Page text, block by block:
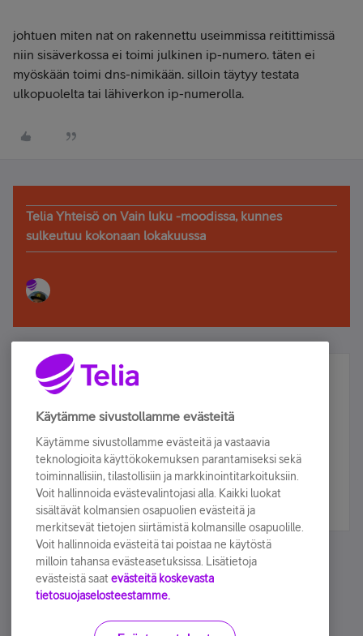
johtuen miten nat on rakennettu useimmissa reitittimissä
niin sisäverkossa ei toimi julkinen ip-numero. täten ei
myöskään toimi dns-nimikään. silloin täytyy testata
ulkopuolelta tai lähiverkon ip-numerolla.
Telia Yhteisö on Vain luku -moodissa, kunnes
sulkeutuu kokonaan lokakuussa
Älä jää paitsi – osallistu ja voita!
Tilaa Telian uutiskirje ja olet mukana arvonnassa.
sähköpostiisi.
Tilaa nyt
Käytämme sivustollamme evästeitä
Käytämme sivustollamme evästeitä ja vastaavia
teknologioita käyttökokemuksen parantamiseksi sekä
toiminnallisiin, tilastollisiin ja markkinointitarkoituksiin.
Voit hallinnoida evästevalintojasi alla. Kaikki luokat
sisältävät kolmansien osapuolien evästeitä ja
merkitsevät tietojen siirtämistä kolmansille osapuolille.
Voit hallinnoida evästeitä tai poistaa ne käytöstä
milloin tahansa evästeasetuksissa. Lisätietoja
evästeistä saat evästeitä koskevasta
tietosuojaselosteestamme.